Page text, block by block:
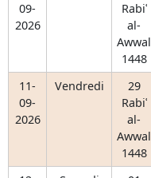
09-
2026
Rabiʿ
al-
Awwal
1448
11-
09-
2026
Vendredi
29
Rabiʿ
al-
Awwal
1448